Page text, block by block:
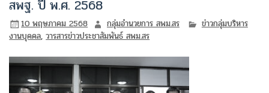
สพฐ. ปี พ.ศ. 2568
10 พฤษภาคม 2568 กลุ่มอำนวยการ สพม.สร
ข่าวกลุ่มบริหาร
งานบุคคล,วารสารข่าวประชาสัมพันธ์ สพม.สร